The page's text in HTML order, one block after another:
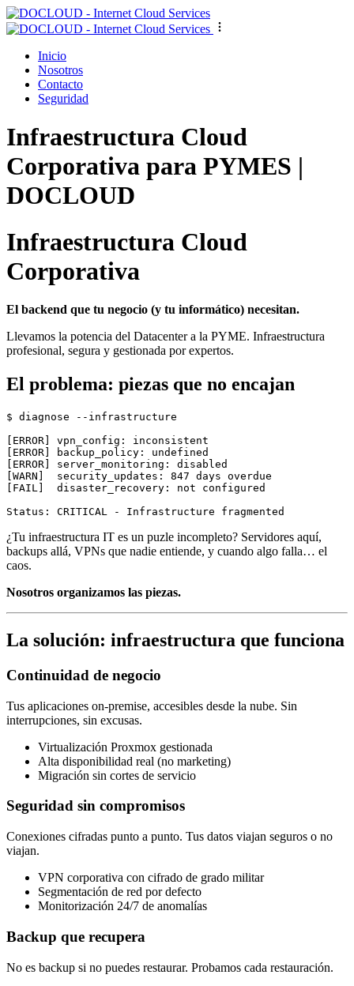
Inicio
Nosotros
Contacto
Seguridad
Infraestructura Cloud
Corporativa para PYMES |
DOCLOUD
Infraestructura Cloud
Corporativa
El backend que tu negocio (y tu informático) necesitan.
Llevamos la potencia del Datacenter a la PYME. Infraestructura
profesional, segura y gestionada por expertos.
El problema: piezas que no encajan
$ diagnose --infrastructure
[ERROR] vpn_config: inconsistent
[ERROR] backup_policy: undefined
[ERROR] server_monitoring: disabled
[WARN]  security_updates: 847 days overdue
[FAIL]  disaster_recovery: not configured
¿Tu infraestructura IT es un puzle incompleto? Servidores aquí,
backups allá, VPNs que nadie entiende, y cuando algo falla… el
caos.
Nosotros organizamos las piezas.
La solución: infraestructura que funciona
Continuidad de negocio
Tus aplicaciones on-premise, accesibles desde la nube. Sin
interrupciones, sin excusas.
Virtualización Proxmox gestionada
Alta disponibilidad real (no marketing)
Migración sin cortes de servicio
Seguridad sin compromisos
Conexiones cifradas punto a punto. Tus datos viajan seguros o no
viajan.
VPN corporativa con cifrado de grado militar
Segmentación de red por defecto
Monitorización 24/7 de anomalías
Backup que recupera
No es backup si no puedes restaurar. Probamos cada restauración.